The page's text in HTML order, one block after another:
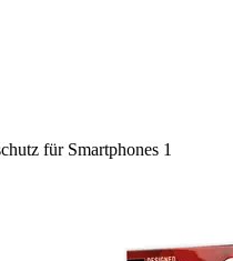
für Smartphones 1